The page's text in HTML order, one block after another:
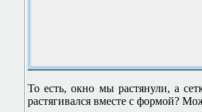
То есть, окно мы растянули, а
растягивался вместе с формой?